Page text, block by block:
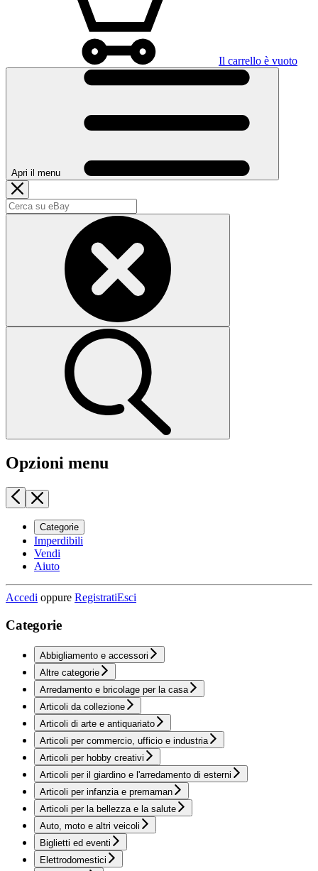
Il carrello è vuoto
Apri il menu
Opzioni menu
Categorie
Imperdibili
Vendi
Aiuto
Accedi oppure RegistratiEsci
Categorie
Abbigliamento e accessori
Altre categorie
Arredamento e bricolage per la casa
Articoli da collezione
Articoli di arte e antiquariato
Articoli per commercio, ufficio e industria
Articoli per hobby creativi
Articoli per il giardino e l'arredamento di esterni
Articoli per infanzia e premaman
Articoli per la bellezza e la salute
Auto, moto e altri veicoli
Biglietti ed eventi
Elettrodomestici